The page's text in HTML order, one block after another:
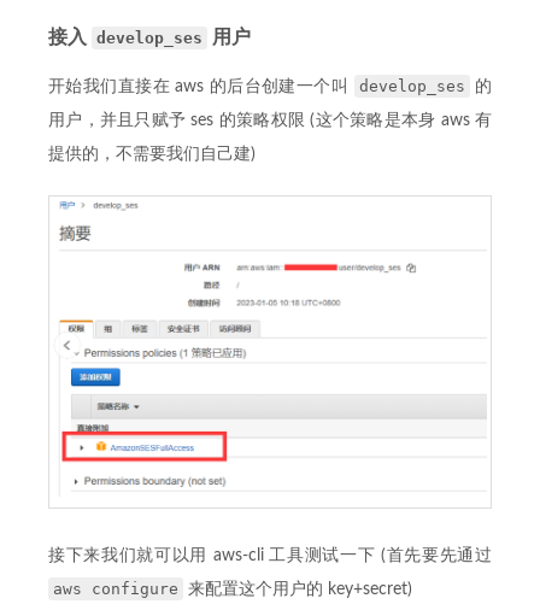
接入 develop_ses 用户
开始我们直接在 aws 的后台创建一个叫 develop_ses
的
用户，并且只赋予 ses 的策略权限 (这个策略是本身 aws 有
提供的，不需要我们自己建)
接下来我们就可以用 aws-cli 工具测试一下 (首先要先通过
aws configure 来配置这个用户的 key+secret)